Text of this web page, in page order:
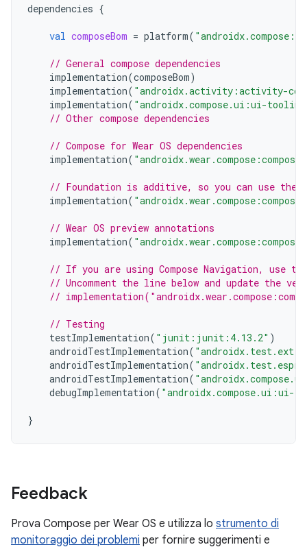
dependencies {
val composeBom = platform(
// General compose dependencies
implementation(composeBom)
implementation( "androidx.activity:activity-
implementation( "androidx.compose.ui:ui-
// Other compose dependencies
// Compose for Wear OS dependencies
implementation(
// Foundation is additive, so you can use the
implementation(
// Wear OS preview annotations
implementation(
// If you are using Compose Navigation, use the
// Uncomment the line below and update the
//
// Testing
testImplementation( "junit:junit:4.13.2" )
androidTestImplementation(
androidTestImplementation(
androidTestImplementation(
debugImplementation( "androidx.compose.ui:ui-
}
Feedback
Prova Compose per Wear OS e utilizza lo strumento di
monitoraggio dei problemi per fornire suggerimenti e